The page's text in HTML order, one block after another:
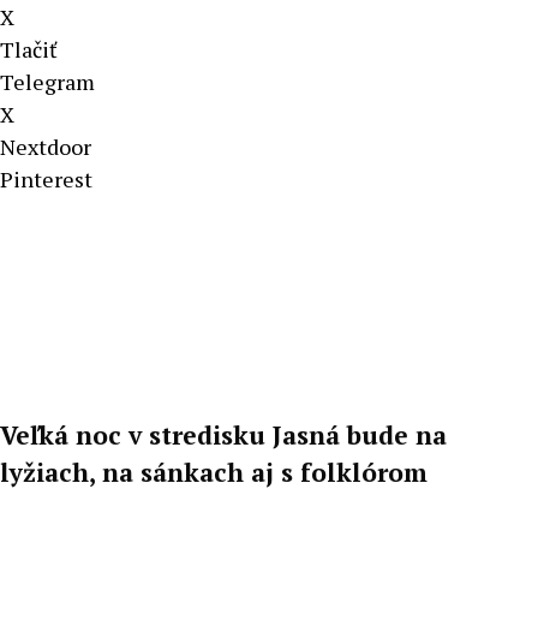
X
Tlačiť
Telegram
X
Nextdoor
Pinterest
Veľká noc v stredisku Jasná bude na
lyžiach, na sánkach aj s folklórom